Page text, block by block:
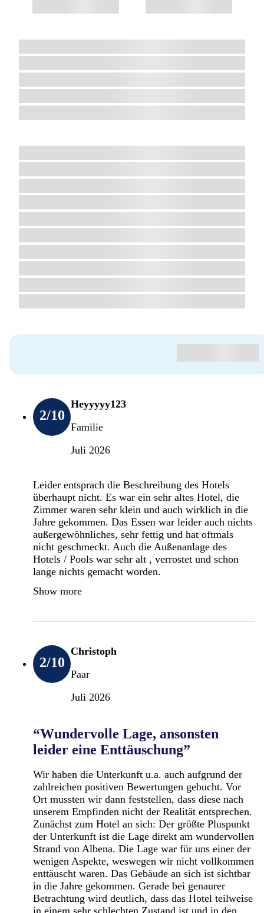
2/10
Heyyyyy123
Familie
Juli 2026
Leider entsprach die Beschreibung des Hotels
überhaupt nicht. Es war ein sehr altes Hotel, die
Zimmer waren sehr klein und auch wirklich in die
Jahre gekommen. Das Essen war leider auch nichts
außergewöhnliches, sehr fettig und hat oftmals
nicht geschmeckt. Auch die Außenanlage des
Hotels / Pools war sehr alt , verrostet und schon
lange nichts gemacht worden.
Show more
2/10
Christoph
Paar
Juli 2026
“Wundervolle Lage, ansonsten
leider eine Enttäuschung”
Wir haben die Unterkunft u.a. auch aufgrund der
zahlreichen positiven Bewertungen gebucht. Vor
Ort mussten wir dann feststellen, dass diese nach
unserem Empfinden nicht der Realität entsprechen.
Zunächst zum Hotel an sich: Der größte Pluspunkt
der Unterkunft ist die Lage direkt am wundervollen
Strand von Albena. Die Lage war für uns einer der
wenigen Aspekte, weswegen wir nicht vollkommen
enttäuscht waren. Das Gebäude an sich ist sichtbar
in die Jahre gekommen. Gerade bei genaurer
Betrachtung wird deutlich, dass das Hotel teilweise
in einem sehr schlechten Zustand ist und in den